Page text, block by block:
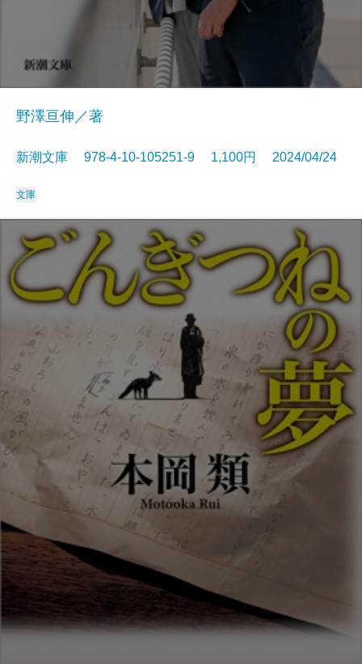
野澤亘伸／著
新潮文庫 978-4-10-105251-9 1,100円 2024/04/24
文庫